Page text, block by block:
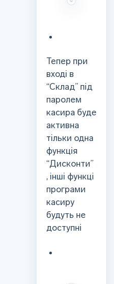
Тепер при
вході в
“Склад” під
паролем
касира буде
активна
тільки одна
функція
“Дисконти”
, інші функці
програми
касиру
будуть не
доступні